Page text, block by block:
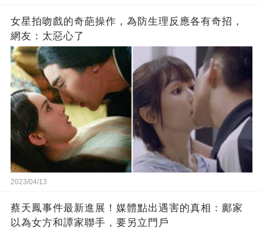
女星拍吻戲的奇葩操作，為防生理反應各有奇招，
網友：太惡心了
2023/04/13
蔡天鳳事件最新進展！媒體點出遇害的真相：鄺家
以為女方和譚家聯手，要另立門戶